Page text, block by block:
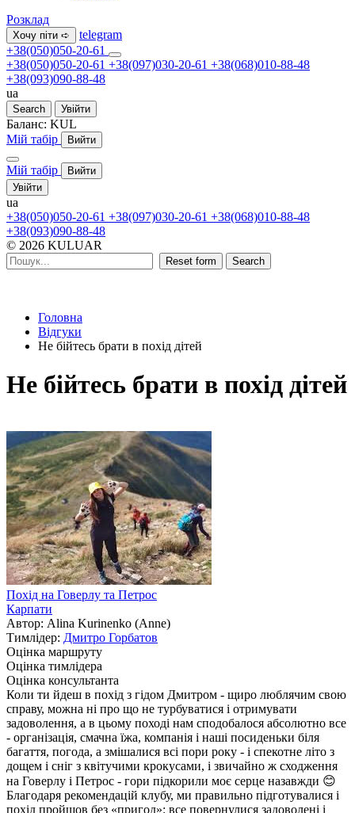
Розклад
Хочу піти ➪
telegram
+38(050)050-20-61
+38(050)050-20-61 +38(097)030-20-61 +38(068)010-88-48
+38(093)090-88-48
ua
Search Увійти
Баланс: KUL
Мій табір
Вийти
Мій табір
Вийти
Увійти
ua
+38(050)050-20-61 +38(097)030-20-61 +38(068)010-88-48
+38(093)090-88-48
© 2026 KULUAR
Reset form Search
Головна
Відгуки
Не бійтесь брати в похід дітей
Не бійтесь брати в похід дітей
Похід на Говерлу та Петрос
Карпати
Автор: Alina Kurinenko (Anne)
Тимлідер: Дмитро Горбатов
Оцінка маршруту
Оцінка тимлідера
Оцінка консультанта
Коли ти йдеш в похід з гідом Дмитром - щиро люблячим свою
справу, можна ні про що не турбуватися і отримувати
задоволення, а в цьому поході нам сподобалося абсолютно все
- організація, смачна їжа, компанія і наші посиденьки біля
багаття, погода, а змішалися всі пори року - і спекотне літо з
дощем і сніг з квітучими крокусами, і звичайно ж сходження
на Говерлу і Петрос - гори підкорили моє серце назавжди 😊
Благодаря рекомендацій клубу, ми правильно підготувалися і
похід пройшов без «пригод»: все повернулися задоволені і